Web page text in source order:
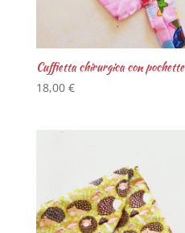
Cuffietta chirurgica con pochette
18,00 €